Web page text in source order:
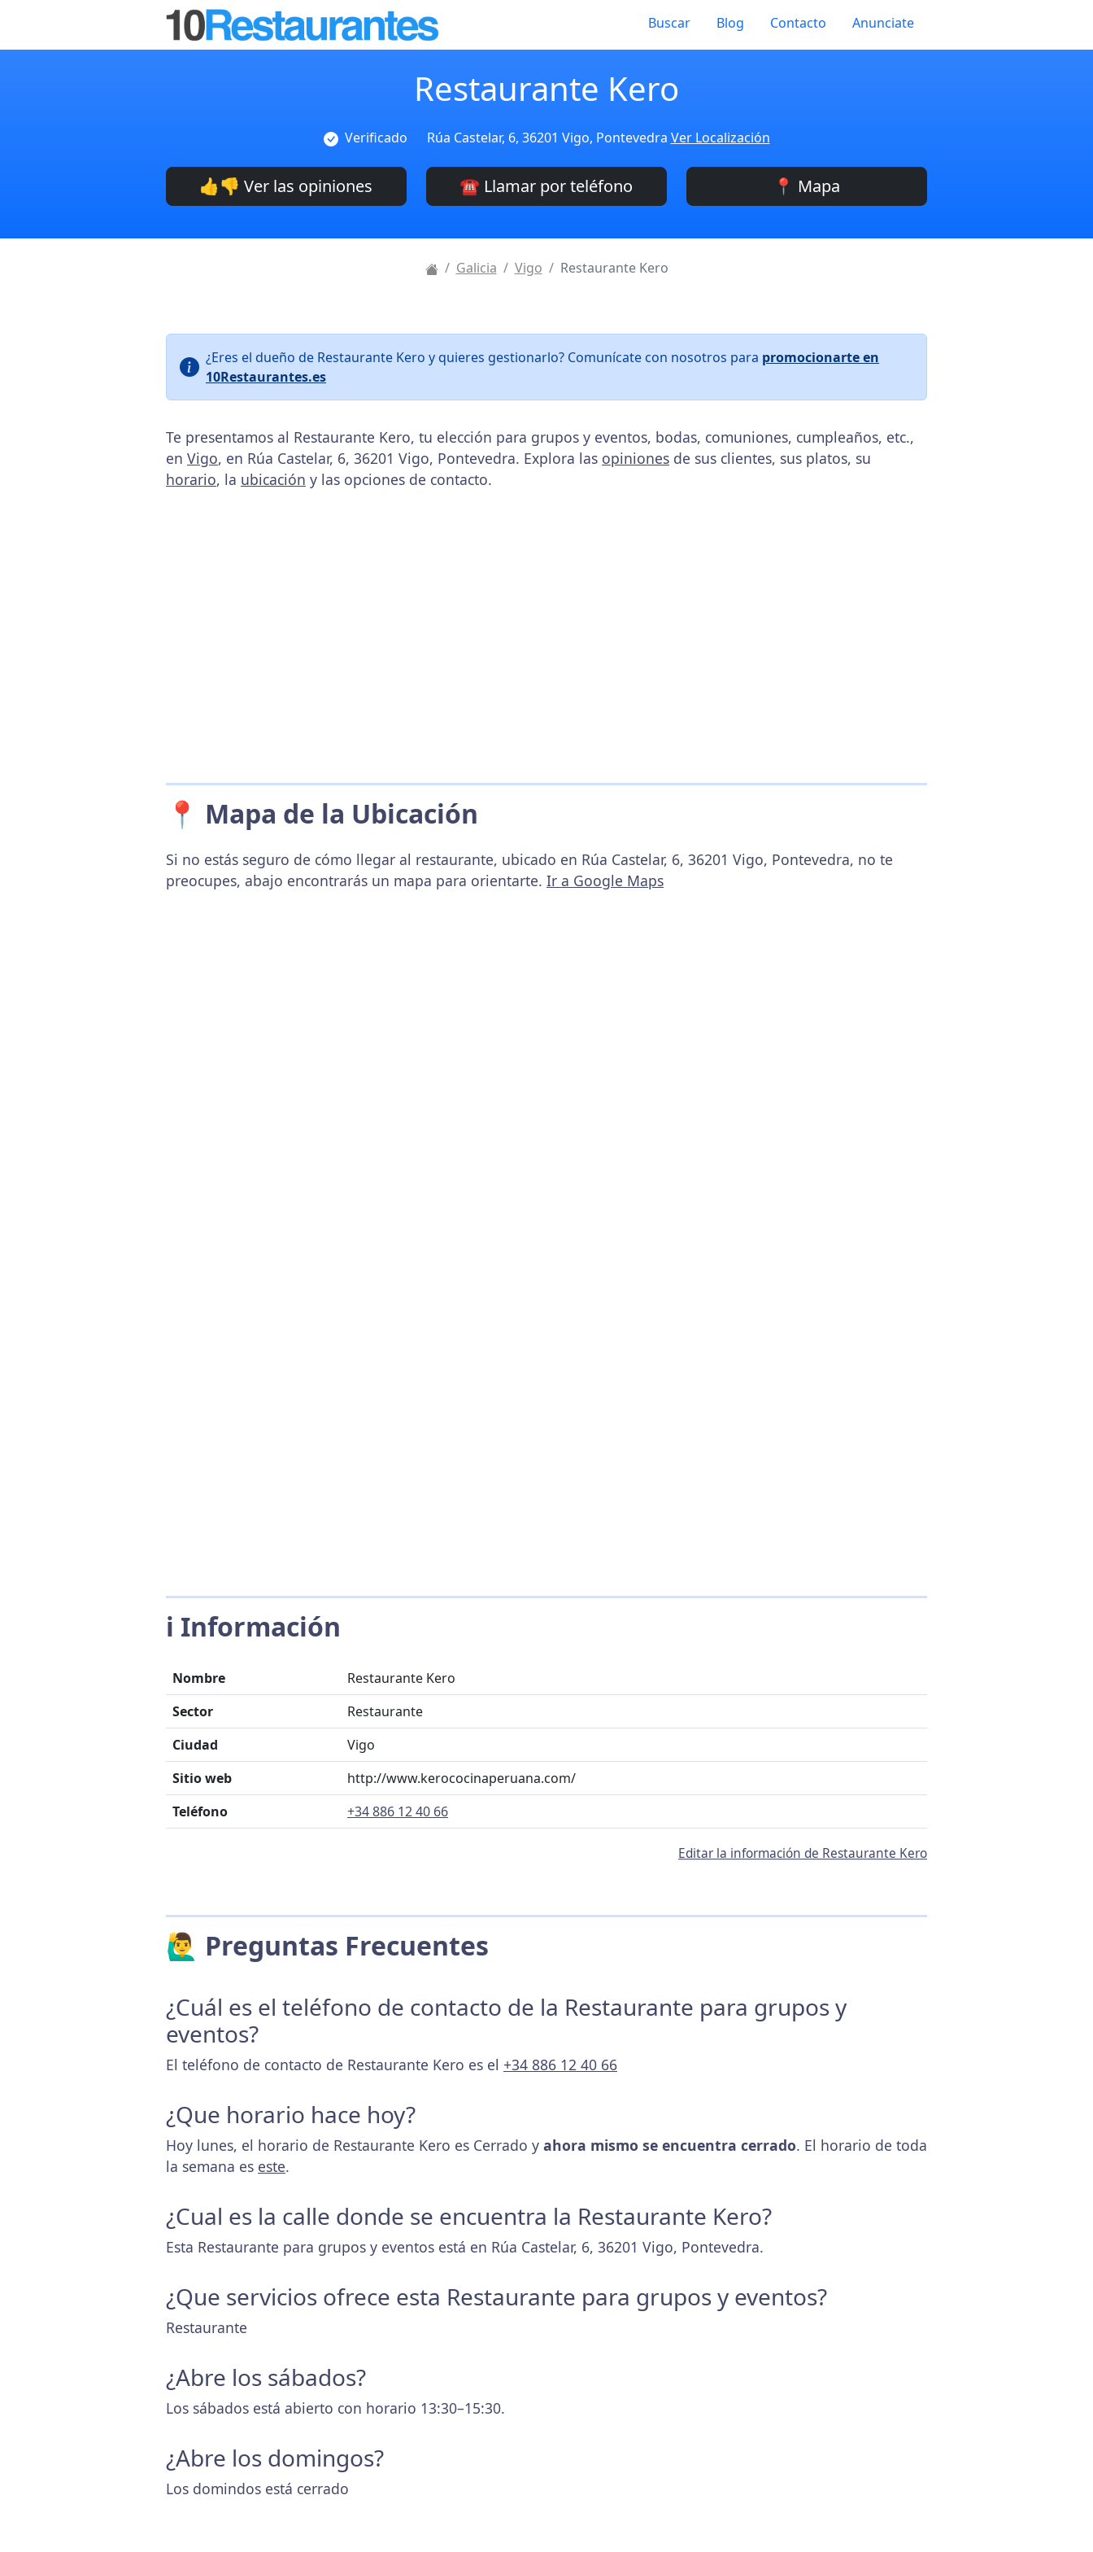
Buscar Blog Contacto Anunciate
Restaurante Kero
Verificado Rúa Castelar, 6, 36201 Vigo, Pontevedra Ver Localización
👍👎 Ver las opiniones ☎️ Llamar por teléfono 📍 Mapa
Galicia Vigo Restaurante Kero
¿Eres el dueño de Restaurante Kero y quieres gestionarlo? Comunícate con nosotros para promocionarte en
10Restaurantes.es
Te presentamos al Restaurante Kero, tu elección para grupos y eventos, bodas, comuniones, cumpleaños, etc.,
en Vigo, en Rúa Castelar, 6, 36201 Vigo, Pontevedra. Explora las opiniones de sus clientes, sus platos, su
horario, la ubicación y las opciones de contacto.
📍 Mapa de la Ubicación
Si no estás seguro de cómo llegar al restaurante, ubicado en Rúa Castelar, 6, 36201 Vigo, Pontevedra, no te
preocupes, abajo encontrarás un mapa para orientarte. Ir a Google Maps
ℹ️ Información
Nombre
Restaurante Kero
Sector
Restaurante
Ciudad
Vigo
Sitio web
http://www.kerococinaperuana.com/
Teléfono
+34 886 12 40 66
Editar la información de Restaurante Kero
🙋‍♂️ Preguntas Frecuentes
¿Cuál es el teléfono de contacto de la Restaurante para grupos y
eventos?
El teléfono de contacto de Restaurante Kero es el +34 886 12 40 66
¿Que horario hace hoy?
Hoy lunes, el horario de Restaurante Kero es Cerrado y ahora mismo se encuentra cerrado. El horario de toda
la semana es este.
¿Cual es la calle donde se encuentra la Restaurante Kero?
Esta Restaurante para grupos y eventos está en Rúa Castelar, 6, 36201 Vigo, Pontevedra.
¿Que servicios ofrece esta Restaurante para grupos y eventos?
Restaurante
¿Abre los sábados?
Los sábados está abierto con horario 13:30–15:30.
¿Abre los domingos?
Los domindos está cerrado